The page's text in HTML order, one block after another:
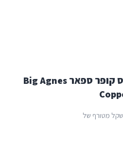
אוהל טרקים ביג אגנס קופר ספאר Big Agnes